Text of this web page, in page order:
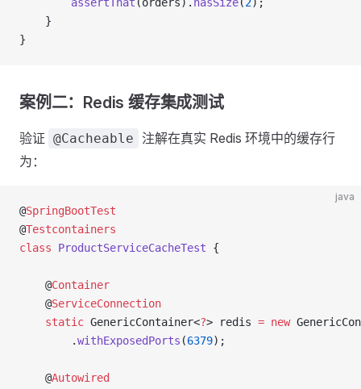
    }
}
案例二：Redis 缓存集成测试
验证 @Cacheable
注解在真实 Redis 环境中的缓存行
为：
java
@SpringBootTest
@Testcontainers
class ProductServiceCacheTest {
    @
Container
    @
ServiceConnection
    static
GenericContainer<?> redis = new
        .
withExposedPorts (6379);
    @
Autowired